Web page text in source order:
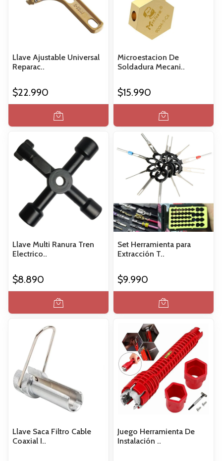
Llave Ajustable Universal
Reparac..
$22.990
Microestacion De
Soldadura Mecani..
$15.990
Llave Multi Ranura Tren
Electrico..
$8.890
Set Herramienta para
Extracción T..
$9.990
Llave Saca Filtro Cable
Coaxial I..
Juego Herramienta De
Instalación ..